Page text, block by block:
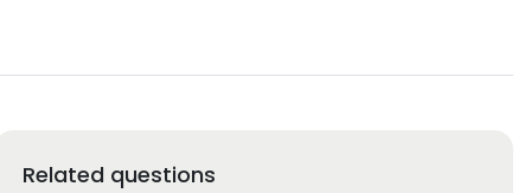
Related questions